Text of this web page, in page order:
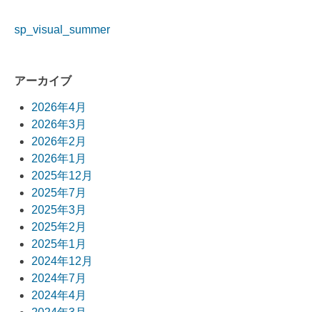
稿
ビ
ゲ
ー
シ
ョ
ン
sp_visual_summer
アーカイブ
2026年4月
2026年3月
2026年2月
2026年1月
2025年12月
2025年7月
2025年3月
2025年2月
2025年1月
2024年12月
2024年7月
2024年4月